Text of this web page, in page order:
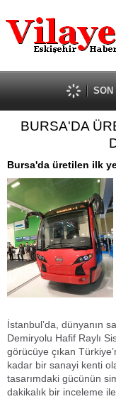
Güncel
Ekonomi
Politika
Eğitim
Spor
Kültür-Sanat
Röportaj
Tanıtım Yazısı
SON
BURSA'DA
Bursa'da üretilen ilk
İstanbul’da, dünyanın
Demiryolu Hafif Raylı
görücüye çıkan
kadar bir sanayi kenti
tasarımdaki gücünün
dakikalık bir inceleme